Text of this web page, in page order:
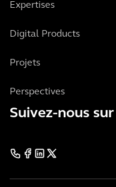
Expertises
Digital Products
Projets
Perspectives
Suivez-nous